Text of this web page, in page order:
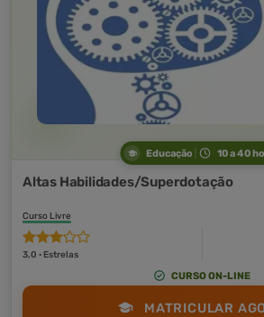
Educação 10 a 40
Altas Habilidades/Superdotação
Curso Livre
3,0 · Estrelas
CURSO ON-LINE
MATRICULAR